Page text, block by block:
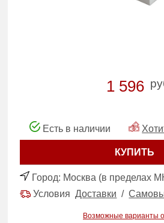
1 596
Есть в наличии
КУПИТЬ
Город: Москва (в пределах
УсловияДоставки /
Возможные варианты